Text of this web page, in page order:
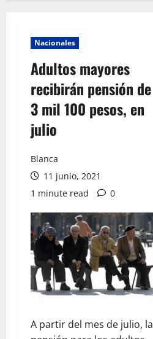
Nacionales
Adultos mayores
recibirán pensión de
3 mil 100 pesos, en
julio
Blanca
11 junio, 2021
1 minute read
0
A partir del mes de julio, la